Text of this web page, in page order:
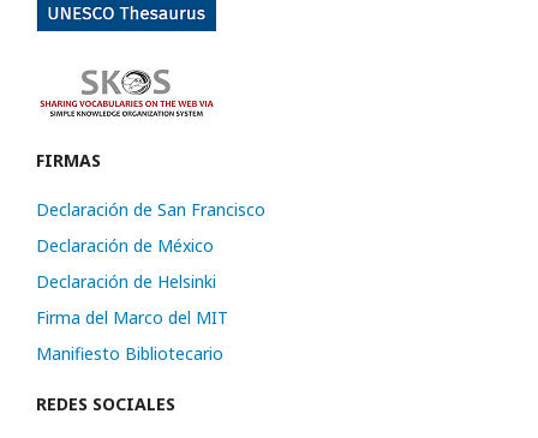
FIRMAS
Declaración de San Francisco
Declaración de México
Declaración de Helsinki
Firma del Marco del MIT
Manifiesto Bibliotecario
REDES SOCIALES